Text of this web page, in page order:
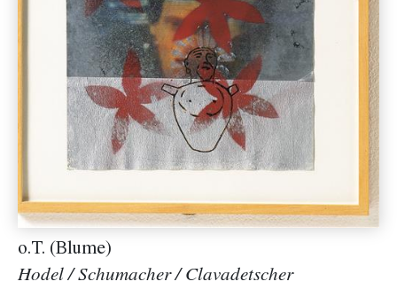
o.T. (Blume)
Hodel / Schumacher / Clavadetscher